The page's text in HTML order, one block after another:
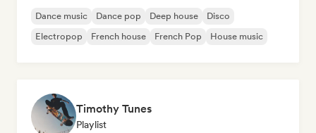
Dance music Dance pop Deep house
Disco
Electropop
French house French Pop House music
Timothy Tunes
Playlist